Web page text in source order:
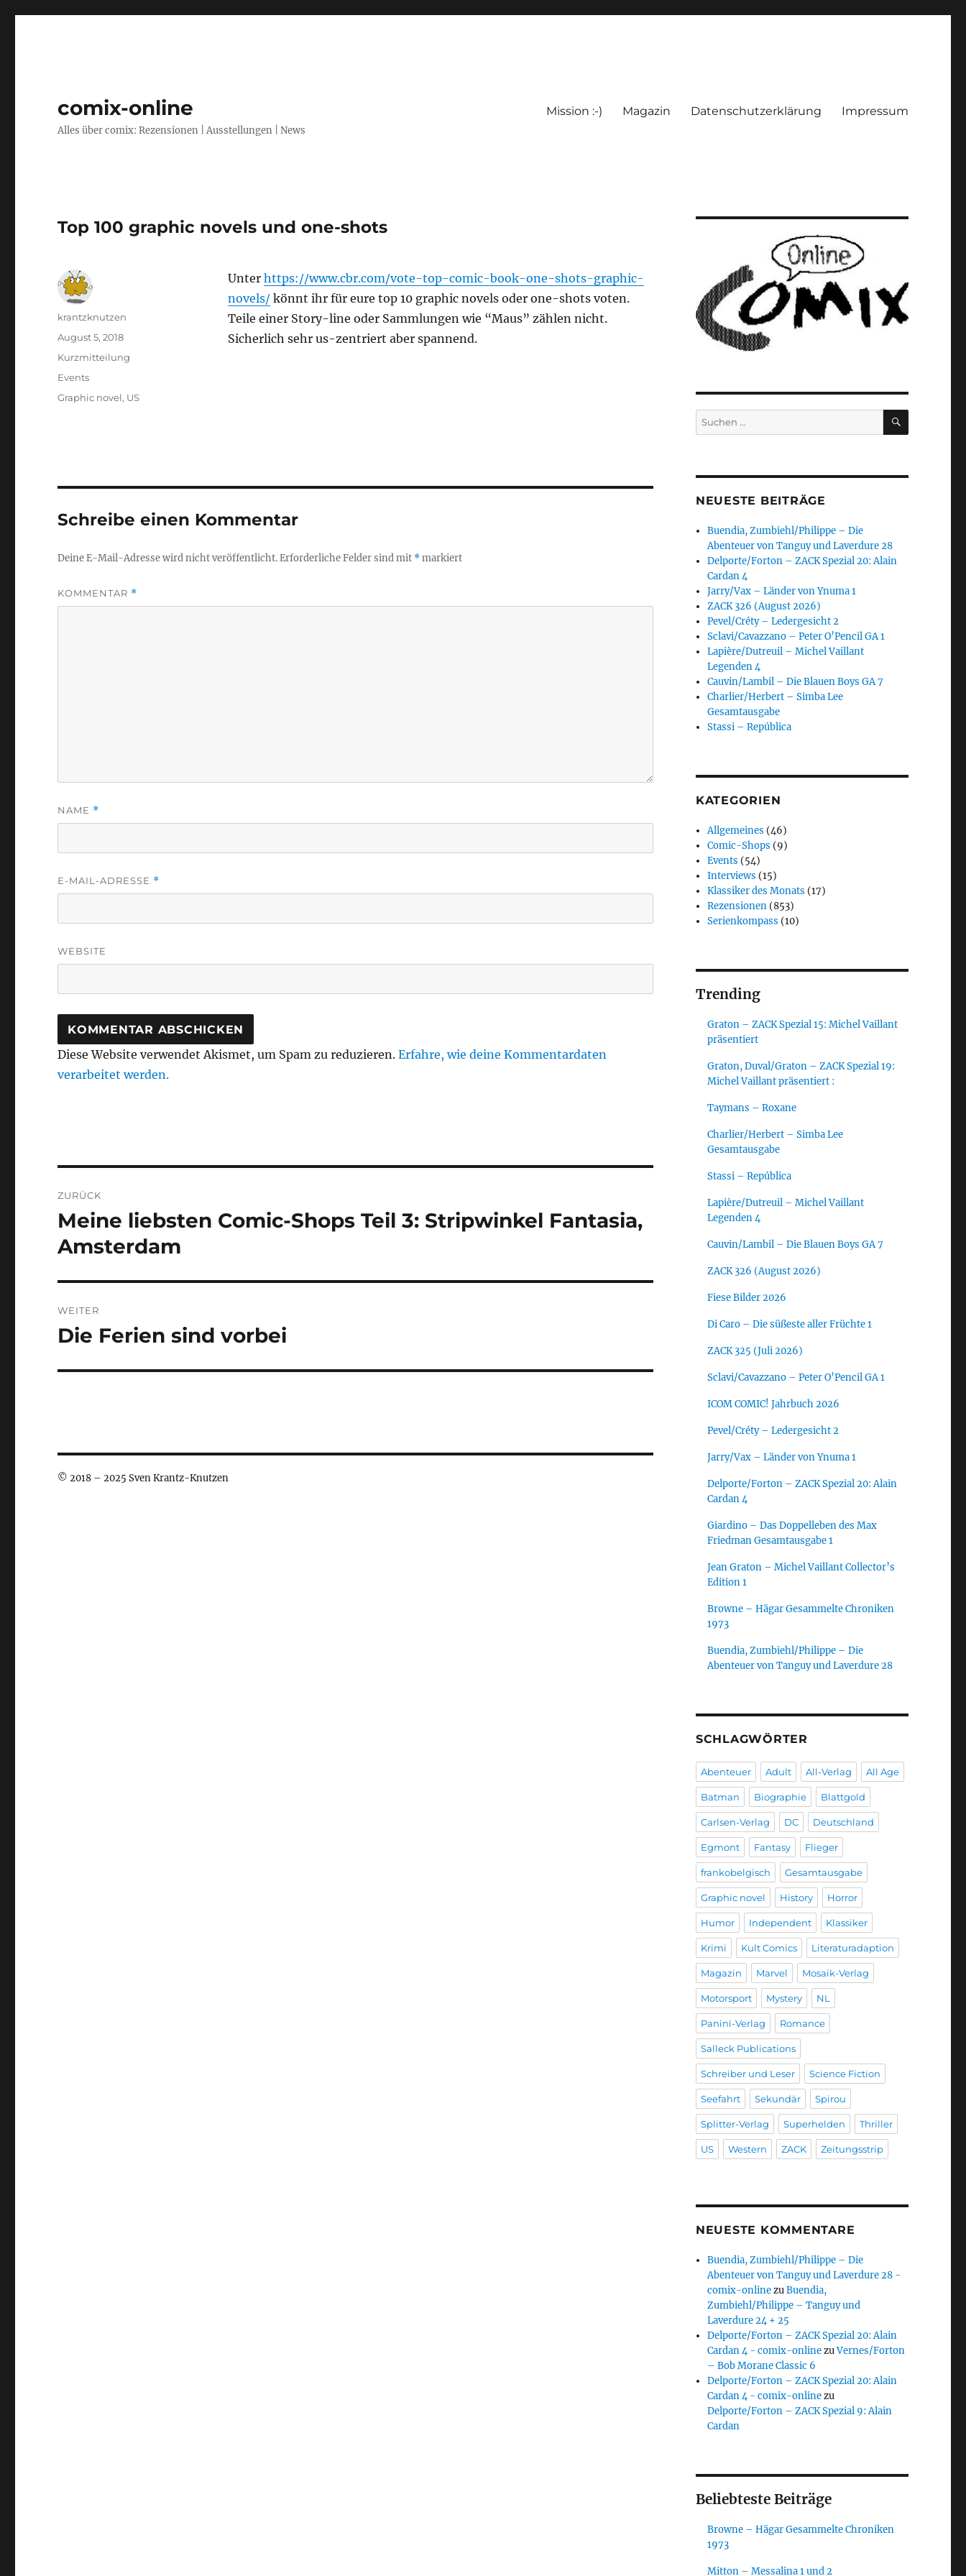
comix-online
Alles über comix: Rezensionen | Ausstellungen | News
Mission :-) Magazin Datenschutzerklärung Impressum
Top 100 graphic novels und one-shots
Unter https://www.cbr.com/vote-top-comic-book-one-shots-graphic-
novels/könnt ihr für eure top 10 graphic novels oder one-shots voten.
Teile einer Story-line oder Sammlungen wie “Maus” zählen nicht.
Sicherlich sehr us-zentriert aber spannend.
Autor
krantzknutzen
Veröffentlicht
August 5, 2018
Format
Kurzmitteilung
Kategorien
Events
Schlagwörter
Graphic novel, US
Schreibe einen Kommentar
Deine E-Mail-Adresse wird nicht veröffentlicht.Erforderliche Felder sind mit *markiert
KOMMENTAR *
NAME *
E-MAIL-ADRESSE *
WEBSITE
Diese Website verwendet Akismet, um Spam zu reduzieren.Erfahre, wie deine Kommentardaten
verarbeitet werden.
ZURÜCK
Vorheriger
Beitrag:
Meine liebsten Comic-Shops Teil 3: Stripwinkel Fantasia,
Amsterdam
WEITER
Nächster
Die Ferien sind vorbei
© 2018 – 2025 Sven Krantz-Knutzen
Suchen
nach:
SUCHEN
NEUESTE BEITRÄGE
Buendia, Zumbiehl/Philippe – Die
Abenteuer von Tanguy und Laverdure 28
Delporte/Forton – ZACK Spezial 20: Alain
Cardan 4
Jarry/Vax – Länder von Ynuma 1
ZACK 326 (August 2026)
Pevel/Créty – Ledergesicht 2
Sclavi/Cavazzano – Peter O’Pencil GA 1
Lapière/Dutreuil – Michel Vaillant
Legenden 4
Cauvin/Lambil – Die Blauen Boys GA 7
Charlier/Herbert – Simba Lee
Gesamtausgabe
Stassi – República
KATEGORIEN
Allgemeines (46)
Comic-Shops (9)
Events (54)
Interviews (15)
Klassiker des Monats (17)
Rezensionen (853)
Serienkompass (10)
Trending
Graton – ZACK Spezial 15: Michel Vaillant
präsentiert
Graton, Duval/Graton – ZACK Spezial 19:
Michel Vaillant präsentiert :
Taymans – Roxane
Charlier/Herbert – Simba Lee
Gesamtausgabe
Stassi – República
Lapière/Dutreuil – Michel Vaillant
Legenden 4
Cauvin/Lambil – Die Blauen Boys GA 7
ZACK 326 (August 2026)
Fiese Bilder 2026
Di Caro – Die süßeste aller Früchte 1
ZACK 325 (Juli 2026)
Sclavi/Cavazzano – Peter O’Pencil GA 1
ICOM COMIC! Jahrbuch 2026
Pevel/Créty – Ledergesicht 2
Jarry/Vax – Länder von Ynuma 1
Delporte/Forton – ZACK Spezial 20: Alain
Cardan 4
Giardino – Das Doppelleben des Max
Friedman Gesamtausgabe 1
Jean Graton – Michel Vaillant Collector’s
Edition 1
Browne – Hägar Gesammelte Chroniken
1973
Buendia, Zumbiehl/Philippe – Die
Abenteuer von Tanguy und Laverdure 28
SCHLAGWÖRTER
Abenteuer Adult All-Verlag All Age
Batman Biographie Blattgold
Carlsen-Verlag DC Deutschland
Egmont Fantasy Flieger
frankobelgisch Gesamtausgabe
Graphic novel History Horror
Humor Independent Klassiker
Krimi Kult Comics Literaturadaption
Magazin Marvel Mosaik-Verlag
Motorsport Mystery NL
Panini-Verlag Romance
Salleck Publications
Schreiber und Leser Science Fiction
Seefahrt Sekundär Spirou
Splitter-Verlag Superhelden Thriller
US Western ZACK Zeitungsstrip
NEUESTE KOMMENTARE
Buendia, Zumbiehl/Philippe – Die
Abenteuer von Tanguy und Laverdure 28 -
comix-onlinezuBuendia,
Zumbiehl/Philippe – Tanguy und
Laverdure 24 + 25
Delporte/Forton – ZACK Spezial 20: Alain
Cardan 4 - comix-onlinezuVernes/Forton
– Bob Morane Classic 6
Delporte/Forton – ZACK Spezial 20: Alain
Cardan 4 - comix-onlinezu
Delporte/Forton – ZACK Spezial 9: Alain
Cardan
Beliebteste Beiträge
Browne – Hägar Gesammelte Chroniken
1973
Mitton – Messalina 1 und 2